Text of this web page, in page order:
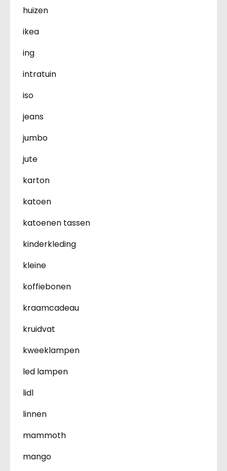
huizen
ikea
ing
intratuin
iso
jeans
jumbo
jute
karton
katoen
katoenen tassen
kinderkleding
kleine
koffiebonen
kraamcadeau
kruidvat
kweeklampen
led lampen
lidl
linnen
mammoth
mango